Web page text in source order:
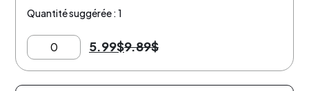
Quantité suggérée : 1
5.99$9.89$